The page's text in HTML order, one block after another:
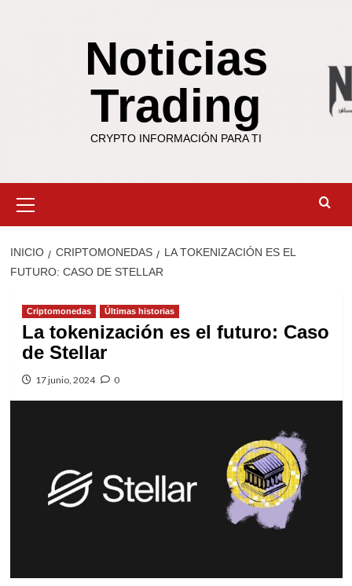
Noticias
Trading
CRYPTO INFORMACIÓN PARA TI
primario
INICIO CRIPTOMONEDAS
LA TOKENIZACIÓN ES EL
FUTURO: CASO DE STELLAR
Criptomonedas Últimas historias
La tokenización es el futuro: Caso
de Stellar
17 junio, 2024 0